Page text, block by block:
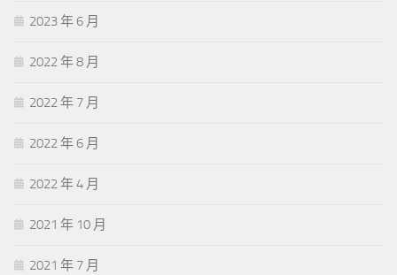
2023 年 6 月
2022 年 8 月
2022 年 7 月
2022 年 6 月
2022 年 4 月
2021 年 10 月
2021 年 7 月